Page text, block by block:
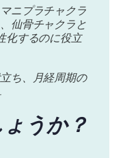
ニプラチャクラ
仙骨チャクラと
化するのに役立
ち、月経周期の
うか？